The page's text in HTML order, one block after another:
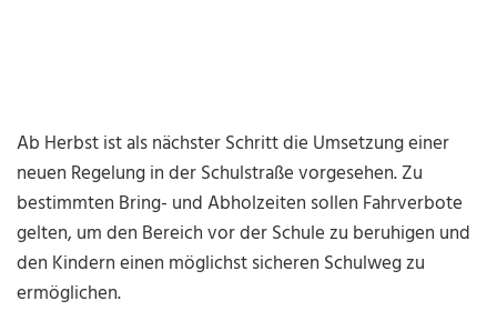
Ab Herbst ist als nächster Schritt die Umsetzung einer
neuen Regelung in der Schulstraße vorgesehen. Zu
bestimmten Bring- und Abholzeiten sollen Fahrverbote
gelten, um den Bereich vor der Schule zu beruhigen und
den Kindern einen möglichst sicheren Schulweg zu
ermöglichen.